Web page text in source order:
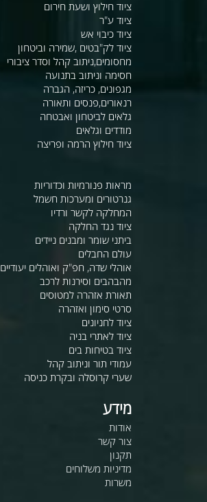
ציוד חילוץ ושעת חירום
ציוד ע"ר
ציוד כיבוי אש
ציוד לק"בטים ,שמירה וביטחון
מחסומים,ניתוב קהל וסדר ציבורי
חסימה וניתוב בתנועה
מגפונים, כריזה, הגברה
רנאורים,פנסים ותאורה
גלאים לביטחון ואבטחה
מודדים וגלאים
ציוד חילוץ הרמה ופריצה
מראות פנורמיות וכדוריות
גנרטורים ומערכות חשמל
המחלקה לקשר ורדיו
ציוד נגד החלקה
ביתני שומר ומבנים ניידים
עולם החבלים
אוהלי שדה, חפ"ק ואוהלים יעודיים
מהבהבים וסירנות לרכב
תאורת אזהרה למטוסים
סרטי סימון ואזהרה
ציוד לחניונים
ציוד לאתרי בניה
ציוד בטיחות בים
עמודי תור וניתוב קהל
שערי קרוסלה ובקרת כניסה
מידע
אודות
צור קשר
תקנון
מדיניות משלוחים
משרות